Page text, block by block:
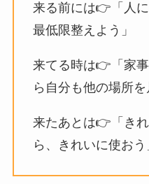
来る前には👉「人
最低限整えよう」
来てる時は👉「家
ら自分も他の場所を
来たあとは👉「き
ら、きれいに使おう